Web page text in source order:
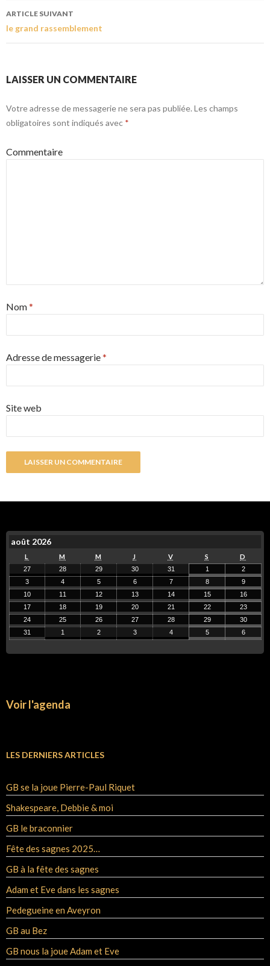
ARTICLE SUIVANT
le grand rassemblement
LAISSER UN COMMENTAIRE
Votre adresse de messagerie ne sera pas publiée. Les champs
obligatoires sont indiqués avec *
Commentaire
Nom*
Adresse de messagerie*
Site web
août 2026
L M M J V S D
27 28 29 30 31 1
2
3
4 5 6 7 8
9
10
11 12 13 14 15
16
17
18 19 20 21 22
23
24
25 26 27 28 29
30
31
1 2 3 4 5 6
Voir l'agenda
LES DERNIERS ARTICLES
GB se la joue Pierre-Paul Riquet
Shakespeare, Debbie & moi
GB le braconnier
Fête des sagnes 2025…
GB à la fête des sagnes
Adam et Eve dans les sagnes
Pedegueine en Aveyron
GB au Bez
GB nous la joue Adam et Eve